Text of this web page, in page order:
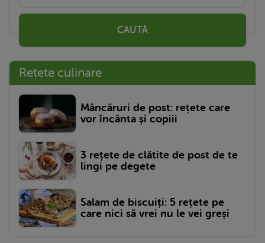
CAUTĂ
Rețete culinare
Mâncăruri de post: rețete care
vor încânta și copiii
3 rețete de clătite de post de te
lingi pe degete
Salam de biscuiți: 5 rețete pe
care nici să vrei nu le vei greși